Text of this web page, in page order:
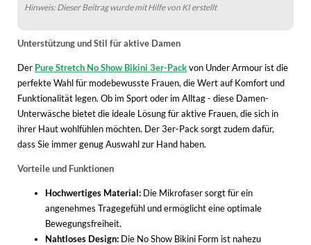
WINTERSCHUHE
Hinweis: Dieser Beitrag wurde mit Hilfe von KI erstellt
Unterstützung und Stil für aktive Damen
Der Pure Stretch No Show Bikini 3er-Packvon Under Armour ist die
perfekte Wahl für modebewusste Frauen, die Wert auf Komfort und
Funktionalität legen. Ob im Sport oder im Alltag - diese Damen-
Unterwäsche bietet die ideale Lösung für aktive Frauen, die sich in
ihrer Haut wohlfühlen möchten. Der 3er-Pack sorgt zudem dafür,
dass Sie immer genug Auswahl zur Hand haben.
Vorteile und Funktionen
Hochwertiges Material: Die Mikrofaser sorgt für ein
angenehmes Tragegefühl und ermöglicht eine optimale
Bewegungsfreiheit.
Nahtloses Design: Die No Show Bikini Form ist nahezu